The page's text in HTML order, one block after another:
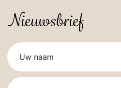
Nieuwsbrief